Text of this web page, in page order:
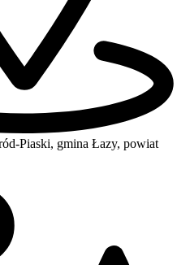
Piaski, gmina Łazy, powiat